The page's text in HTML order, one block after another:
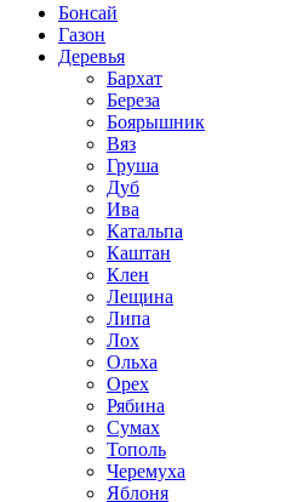
Бонсай
Газон
Деревья
Бархат
Береза
Боярышник
Вяз
Груша
Дуб
Ива
Катальпа
Каштан
Клен
Лещина
Липа
Лох
Ольха
Орех
Рябина
Сумах
Тополь
Черемуха
Яблоня